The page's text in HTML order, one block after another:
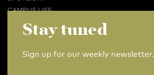
CAMPUS LIFE
VIDEO
BUSINESS & CAREER
Stay tuned
Sign up for our weekly newsletter.